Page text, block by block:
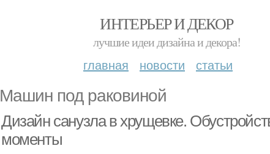
ИНТЕРЬЕР И ДЕКОР
лучшие идеи дизайна и декора!
главная новости статьи
Машин под раковиной
Дизайн санузла в хрущевке.
моменты